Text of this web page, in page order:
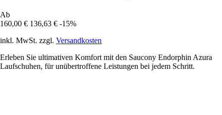
Ab
160,00 € 136,63 € -15%
inkl. MwSt. zzgl. Versandkosten
Erleben Sie ultimativen Komfort mit den Saucony Endorphin Azura
Laufschuhen, für unübertroffene Leistungen bei jedem Schritt.